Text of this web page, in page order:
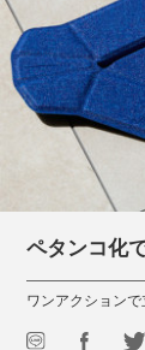
ペタンコ化
ワンアクション